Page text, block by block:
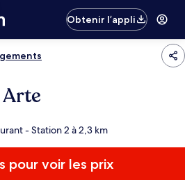
Obtenir l’appli
Arte
- Station 2 à 2,3 km
pour voir les prix